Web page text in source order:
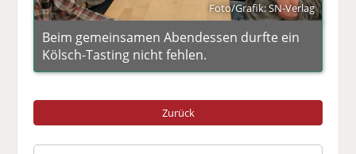
Foto/Grafik: SN-Verlag
Beim gemeinsamen Abendessen durfte ein
Kölsch-Tasting nicht fehlen.
Zurück